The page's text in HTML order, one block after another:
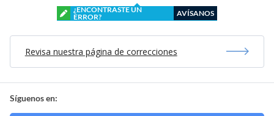
¿ENCONTRASTE UN
ERROR?
AVÍSANOS
Revisa nuestra página de correcciones
Síguenos en: